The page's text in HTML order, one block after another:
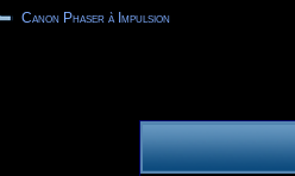
Canon Phaser à Impulsion